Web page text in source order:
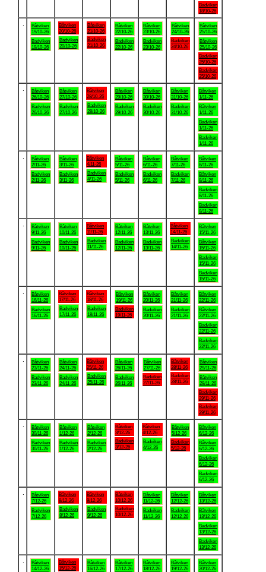
Badviken
18/10-26
Båtviken
19/10-26
Badviken
19/10-26
Båtviken
20/10-26
Badviken
20/10-26
Båtviken
21/10-26
Badviken
21/10-26
Båtviken
22/10-26
Badviken
22/10-26
Båtviken
23/10-26
Badviken
23/10-26
Båtviken
24/10-26
Badviken
24/10-26
Båtviken
25/10-26
Båtviken
25/10-26
Badviken
25/10-26
Badviken
25/10-26
Båtviken
26/10-26
Badviken
26/10-26
Båtviken
27/10-26
Badviken
27/10-26
Båtviken
28/10-26
Badviken
28/10-26
Båtviken
29/10-26
Badviken
29/10-26
Båtviken
30/10-26
Badviken
30/10-26
Båtviken
31/10-26
Badviken
31/10-26
Båtviken
1/11-26
Båtviken
1/11-26
Badviken
1/11-26
Badviken
1/11-26
Båtviken
2/11-26
Badviken
2/11-26
Båtviken
3/11-26
Badviken
3/11-26
Båtviken
4/11-26
Badviken
4/11-26
Båtviken
5/11-26
Badviken
5/11-26
Båtviken
6/11-26
Badviken
6/11-26
Båtviken
7/11-26
Badviken
7/11-26
Båtviken
8/11-26
Båtviken
8/11-26
Badviken
8/11-26
Badviken
8/11-26
Båtviken
9/11-26
Badviken
9/11-26
Båtviken
10/11-26
Badviken
10/11-26
Båtviken
11/11-26
Badviken
11/11-26
Båtviken
12/11-26
Badviken
12/11-26
Båtviken
13/11-26
Badviken
13/11-26
Båtviken
14/11-26
Badviken
14/11-26
Båtviken
15/11-26
Båtviken
15/11-26
Badviken
15/11-26
Badviken
15/11-26
Båtviken
16/11-26
Badviken
16/11-26
Båtviken
17/11-26
Badviken
17/11-26
Båtviken
18/11-26
Badviken
18/11-26
Båtviken
19/11-26
Badviken
19/11-26
Båtviken
20/11-26
Badviken
20/11-26
Båtviken
21/11-26
Badviken
21/11-26
Båtviken
22/11-26
Båtviken
22/11-26
Badviken
22/11-26
Badviken
22/11-26
Båtviken
23/11-26
Badviken
23/11-26
Båtviken
24/11-26
Badviken
24/11-26
Båtviken
25/11-26
Badviken
25/11-26
Båtviken
26/11-26
Badviken
26/11-26
Båtviken
27/11-26
Badviken
27/11-26
Båtviken
28/11-26
Badviken
28/11-26
Båtviken
29/11-26
Båtviken
29/11-26
Badviken
29/11-26
Badviken
29/11-26
Båtviken
30/11-26
Badviken
30/11-26
Båtviken
1/12-26
Badviken
1/12-26
Båtviken
2/12-26
Badviken
2/12-26
Båtviken
3/12-26
Badviken
3/12-26
Båtviken
4/12-26
Badviken
4/12-26
Båtviken
5/12-26
Badviken
5/12-26
Båtviken
6/12-26
Båtviken
6/12-26
Badviken
6/12-26
Badviken
6/12-26
Båtviken
7/12-26
Badviken
7/12-26
Båtviken
8/12-26
Badviken
8/12-26
Båtviken
9/12-26
Badviken
9/12-26
Båtviken
10/12-26
Badviken
10/12-26
Båtviken
11/12-26
Badviken
11/12-26
Båtviken
12/12-26
Badviken
12/12-26
Båtviken
13/12-26
Båtviken
13/12-26
Badviken
13/12-26
Badviken
13/12-26
Båtviken
14/12-26
Båtviken
15/12-26
Båtviken
16/12-26
Båtviken
17/12-26
Båtviken
18/12-26
Båtviken
19/12-26
Båtviken
20/12-26